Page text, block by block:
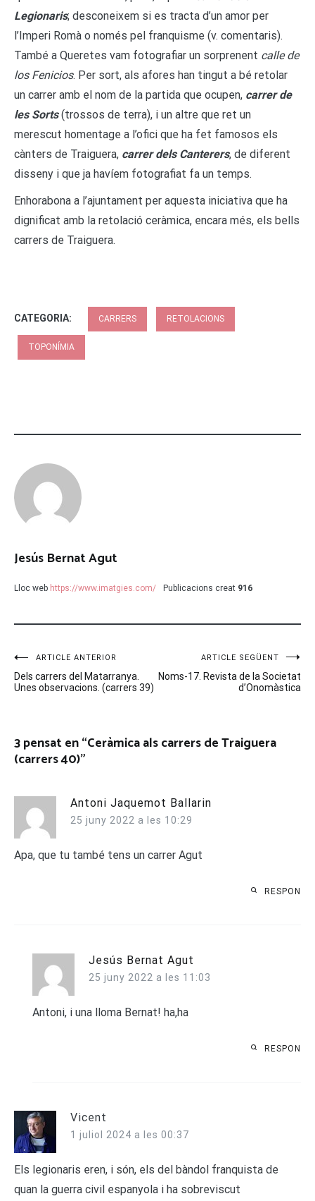
Legionaris; desconeixem si es tracta d’un amor per
l’Imperi Romà o només pel franquisme (v. comentaris).
També a Queretes vam fotografiar un sorprenent calle de
los Fenicios. Per sort, als afores han tingut a bé retolar
un carrer amb el nom de la partida que ocupen, carrer de
les Sorts(trossos de terra), i un altre que ret un
merescut homentage a l’ofici que ha fet famosos els
cànters de Traiguera, carrer dels Canterers, de diferent
disseny i que ja havíem fotografiat fa un temps.
Enhorabona a l’ajuntament per aquesta iniciativa que ha
dignificat amb la retolació ceràmica, encara més, els bells
carrers de Traiguera.
CATEGORIA: CARRERS RETOLACIONS
TOPONÍMIA
Jesús Bernat Agut
Lloc web https://www.imatgies.com/ Publicacions creat 916
Navegació
d'entrades
ARTICLE ANTERIOR
Dels carrers del Matarranya.
Unes observacions. (carrers 39)
ARTICLE SEGÜENT
Noms-17. Revista de la Societat
d’Onomàstica
3 pensat en “Ceràmica als carrers de Traiguera
(carrers 40)”
Antoni Jaquemot Ballarin
25 juny 2022 a les 10:29
Apa, que tu també tens un carrer Agut
RESPON
Jesús Bernat Agut
25 juny 2022 a les 11:03
Antoni, i una lloma Bernat! ha,ha
RESPON
Vicent
1 juliol 2024 a les 00:37
Els legionaris eren, i són, els del bàndol franquista de
quan la guerra civil espanyola i ha sobreviscut